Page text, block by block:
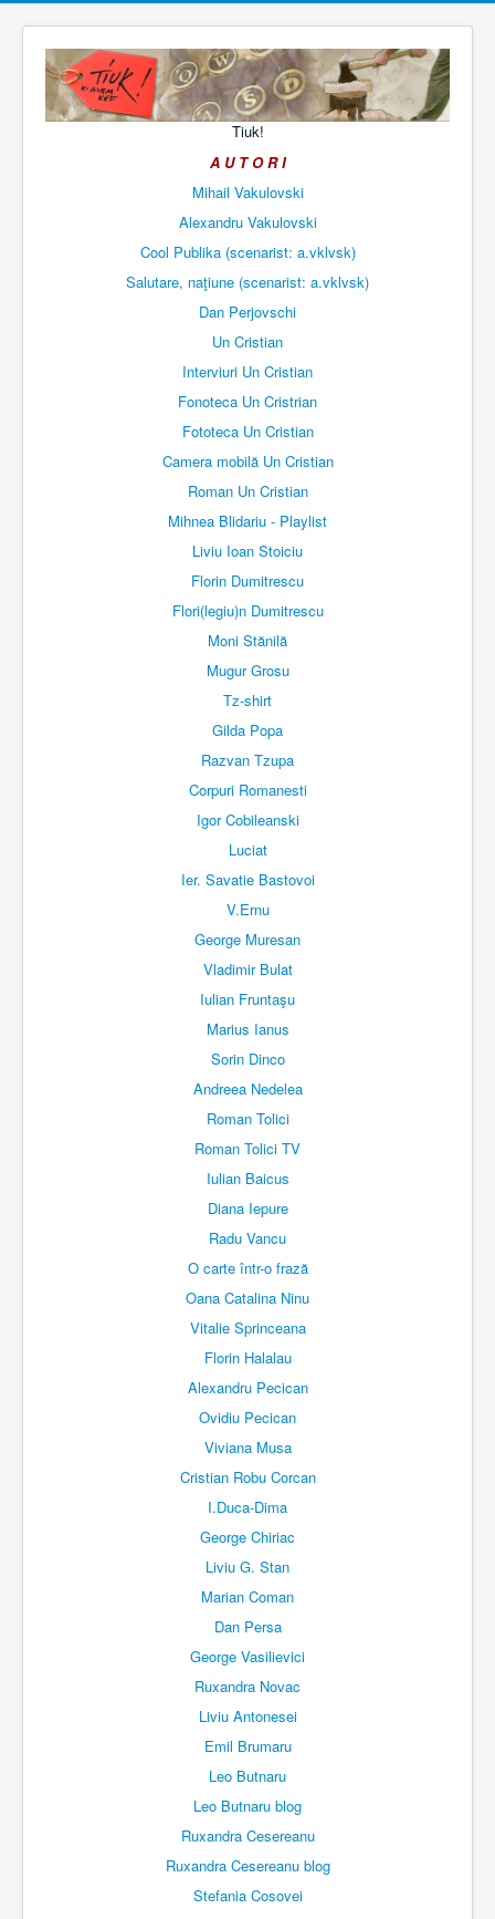
Tiuk!
A U T O R I
Mihail Vakulovski
Alexandru Vakulovski
Cool Publika (scenarist: a.vklvsk)
Salutare, naţiune (scenarist: a.vklvsk)
Dan Perjovschi
Un Cristian
Interviuri Un Cristian
Fonoteca Un Cristrian
Fototeca Un Cristian
Camera mobilă Un Cristian
Roman Un Cristian
Mihnea Blidariu - Playlist
Liviu Ioan Stoiciu
Florin Dumitrescu
Flori(legiu)n Dumitrescu
Moni Stănilă
Mugur Grosu
Tz-shirt
Gilda Popa
Razvan Tzupa
Corpuri Romanesti
Igor Cobileanski
Luciat
Ier. Savatie Bastovoi
V.Ernu
George Muresan
Vladimir Bulat
Iulian Fruntaşu
Marius Ianus
Sorin Dinco
Andreea Nedelea
Roman Tolici
Roman Tolici TV
Iulian Baicus
Diana Iepure
Radu Vancu
O carte într-o frază
Oana Catalina Ninu
Vitalie Sprinceana
Florin Halalau
Alexandru Pecican
Ovidiu Pecican
Viviana Musa
Cristian Robu Corcan
I.Duca-Dima
George Chiriac
Liviu G. Stan
Marian Coman
Dan Persa
George Vasilievici
Ruxandra Novac
Liviu Antonesei
Emil Brumaru
Leo Butnaru
Leo Butnaru blog
Ruxandra Cesereanu
Ruxandra Cesereanu blog
Stefania Cosovei